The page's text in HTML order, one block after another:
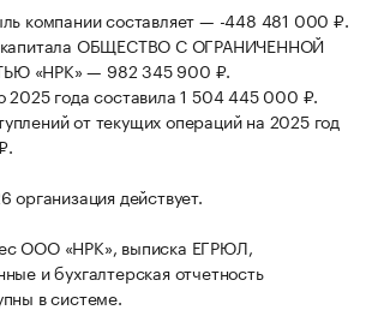
компании составляет — -448 481 000 ₽.
капитала ОБЩЕСТВО С ОГРАНИЧЕННОЙ
«НРК» — 982 345 900 ₽.
2025 года составила 1 504 445 000 ₽.
от текущих операций на 2025 год
организация действует.
ООО «НРК», выписка ЕГРЮЛ,
и бухгалтерская отчетность
в системе.